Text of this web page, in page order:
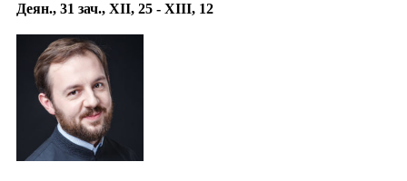
Деян., 31 зач., XII, 25 - XIII, 12